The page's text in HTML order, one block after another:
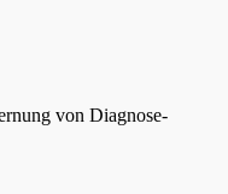
von Diagnose-